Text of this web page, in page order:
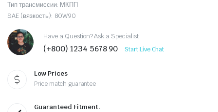
Тип трансмиссии: МКПП
SAE (вязкость): 80W90
Have a Question? Ask a Specialist
(+800) 1234 5678 90 Start Live Chat
Low Prices
Price match guarantee
Guaranteed Fitment.